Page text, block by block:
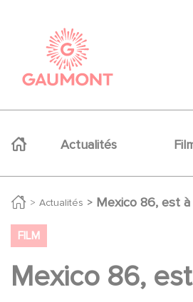
Actualités
Actualités Mexico 86, est
FILM
Mexico 86,